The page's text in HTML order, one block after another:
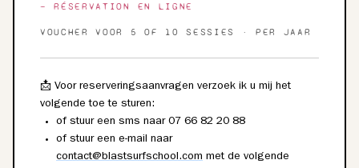
— RÉSERVATION EN LIGNE
VOUCHER VOOR 5 OF 10 SESSIES · PER JAAR
📩 Voor reserveringsaanvragen verzoek ik u mij het
volgende toe te sturen:
of stuur een sms naar 07 66 82 20 88
of stuur een e-mail naar
contact@blastsurfschool.com met de volgende